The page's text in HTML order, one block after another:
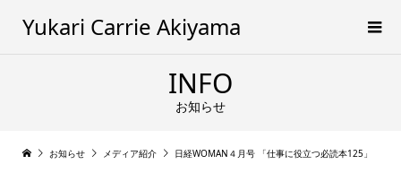
Yukari Carrie Akiyama
INFO
お知らせ
お知らせ メディア紹介 日経WOMAN４月号 「仕事に役立つ必読本125」